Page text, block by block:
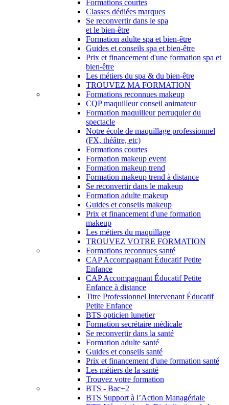
Formations courtes
Classes dédiées marques
Se reconvertir dans le spa
et le bien-être
Formation adulte spa et bien-être
Guides et conseils spa et bien-être
Prix et financement d'une formation spa et
bien-être
Les métiers du spa & du bien-être
TROUVEZ MA FORMATION
Formations reconnues makeup
CQP maquilleur conseil animateur
Formation maquilleur perruquier du
spectacle
Notre école de maquillage professionnel
(FX, théâtre, etc)
Formations courtes
Formation makeup event
Formation makeup trend
Formation makeup trend à distance
Se reconvertir dans le makeup
Formation adulte makeup
Guides et conseils makeup
Prix et financement d'une formation
makeup
Les métiers du maquillage
TROUVEZ VOTRE FORMATION
Formations reconnues santé
CAP Accompagnant Éducatif Petite
Enfance
CAP Accompagnant Éducatif Petite
Enfance à distance
Titre Professionnel Intervenant Éducatif
Petite Enfance
BTS opticien lunetier
Formation secrétaire médicale
Se reconvertir dans la santé
Formation adulte santé
Guides et conseils santé
Prix et financement d'une formation santé
Les métiers de la santé
Trouvez votre formation
BTS - Bac+2
BTS Support à l’Action Managériale